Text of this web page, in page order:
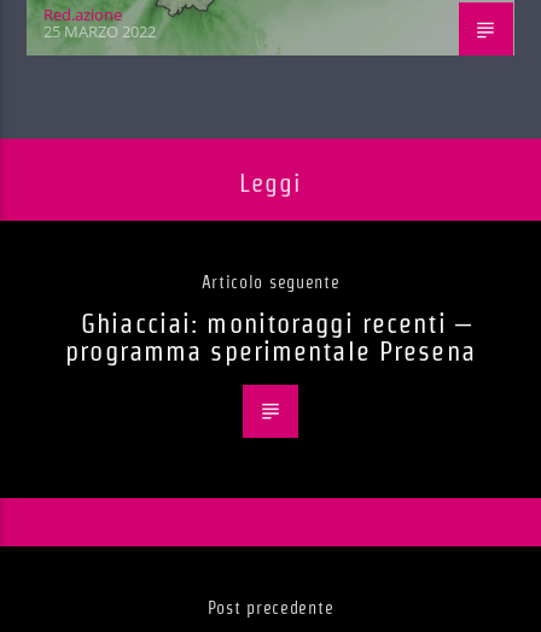
Red.azione
25 MARZO 2022
Leggi
Articolo seguente
Ghiacciai: monitoraggi recenti –
programma sperimentale Presena
Post precedente